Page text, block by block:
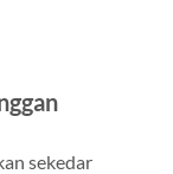
sekedar